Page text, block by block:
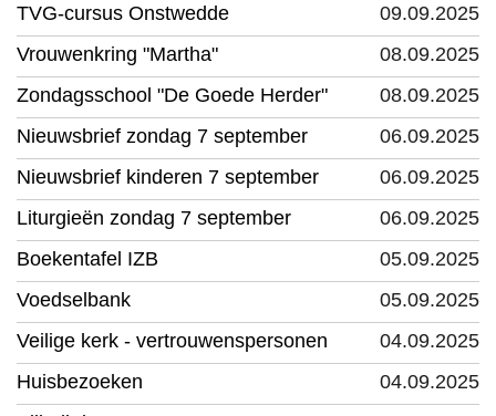
09.09.2025
TVG-cursus Onstwedde
08.09.2025
Vrouwenkring "Martha"
08.09.2025
Zondagsschool "De Goede Herder"
06.09.2025
Nieuwsbrief zondag 7 september
06.09.2025
Nieuwsbrief kinderen 7 september
06.09.2025
Liturgieën zondag 7 september
05.09.2025
Boekentafel IZB
05.09.2025
Voedselbank
04.09.2025
Veilige kerk - vertrouwenspersonen
04.09.2025
Huisbezoeken